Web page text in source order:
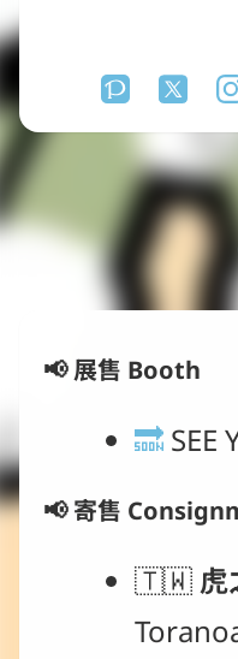
📢 展售 Booth
🔜 SEE
📢 寄售
🇹🇼 虎